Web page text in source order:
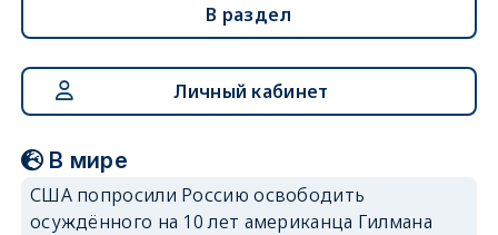
В раздел
Личный кабинет
В мире
США попросили Россию освободить
осуждённого на 10 лет американца Гилмана